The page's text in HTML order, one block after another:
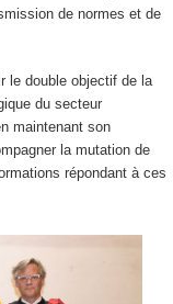
de normes et de
le double objectif de la
du secteur
maintenant son
la mutation de
répondant à ces